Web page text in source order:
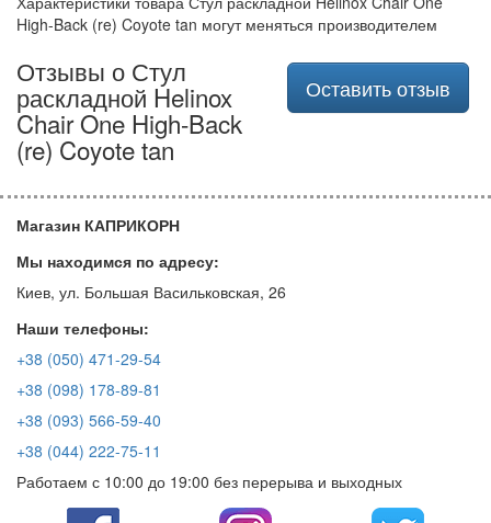
High-Back (re) Coyote tan могут меняться производителем
Оставить отзыв
Отзывы о Стул
раскладной Helinox
Chair One High-Back
(re) Coyote tan
Магазин КАПРИКОРН
Мы находимся по адресу:
Киев, ул. Большая Васильковская, 26
Наши телефоны:
+38 (050) 471-29-54
+38 (098) 178-89-81
+38 (093) 566-59-40
+38 (044) 222-75-11
Работаем с 10:00 до 19:00 без перерыва и выходных